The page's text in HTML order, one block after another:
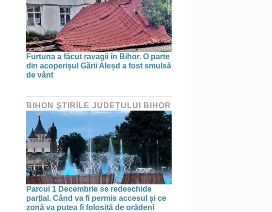
Furtuna a făcut ravagii în Bihor. O parte
din acoperișul Gării Aleșd a fost smulsă
de vânt
BIHON ŞTIRILE JUDEŢULUI BIHOR
Parcul 1 Decembrie se redeschide
parțial. Când va fi permis accesul și ce
zonă va putea fi folosită de orădeni